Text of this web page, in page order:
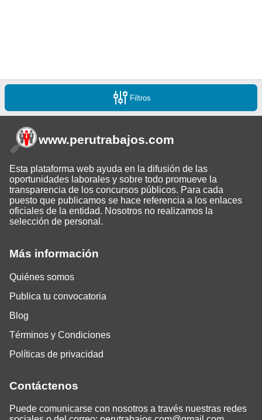
Filtros
Más información
Quiénes somos
Publica tu convocatoria
Blog
Términos y Condiciones
Políticas de privacidad
Contáctenos
Puede comunicarse con nosotros a través nuestras redes
www.perutrabajos.com
Esta plataforma web ayuda en la difusión de las
oportunidades laborales y sobre todo promueve la
transparencia de los concursos públicos. Para cada
puesto que publicamos se hace referencia a los enlaces
oficiales de la entidad. Nosotros no realizamos la
selección de personal.